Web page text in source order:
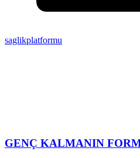
saglikplatformu
GENÇ KALMANIN